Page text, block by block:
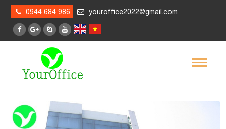
0944 684 986 youroffice2022@gmail.com